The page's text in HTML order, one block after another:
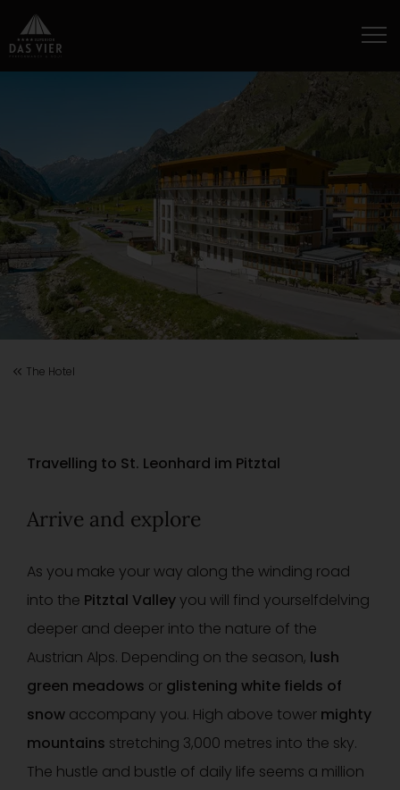
The Hotel
Travelling to St. Leonhard im Pitztal
Arrive and explore
As you make your way along the winding road
into the Pitztal Valleyyou will find yourselfdelving
deeper and deeper into the nature of the
Austrian Alps. Depending on the season, lush
green meadows or glistening white fields of
snow accompany you. High above tower mighty
mountains stretching 3,000 metres into the sky.
The hustle and bustle of daily life seems a million